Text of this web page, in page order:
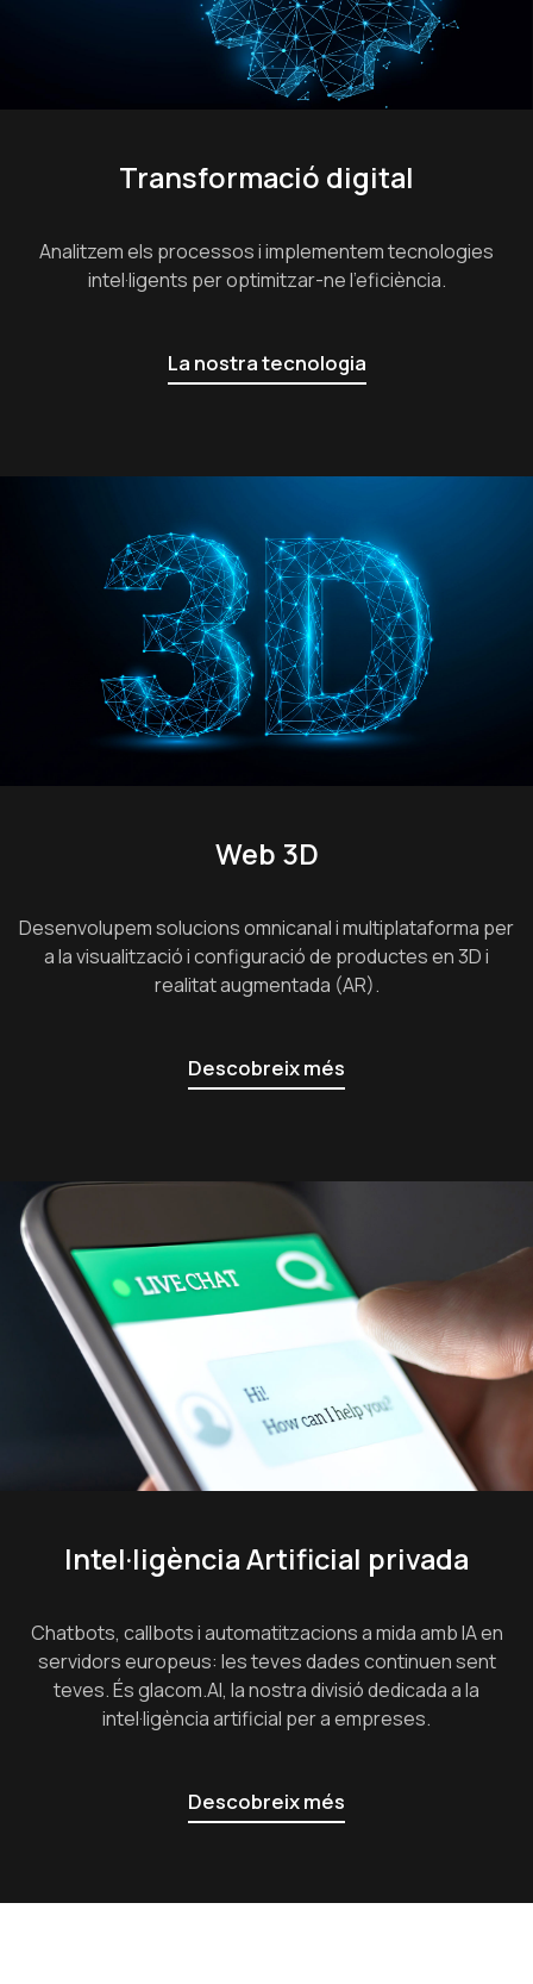
Transformació digital
Analitzem els processos i implementem tecnologies
intel·ligents per optimitzar-ne l’eficiència.
La nostra tecnologia
Web 3D
Desenvolupem solucions omnicanal i multiplataforma per
a la visualització i configuració de productes en 3D i
realitat augmentada (AR).
Descobreix més
Intel·ligència Artificial privada
Chatbots, callbots i automatitzacions a mida amb IA en
servidors europeus: les teves dades continuen sent
teves. És glacom.AI, la nostra divisió dedicada a la
intel·ligència artificial per a empreses.
Descobreix més